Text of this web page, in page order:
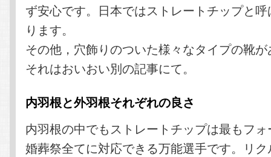
ず安心です。日本ではストレートチップと
ります。
その他，穴飾りのついた様々なタイプの靴
それはおいおい別の記事にて。
内羽根と外羽根それぞれの良さ
内羽根の中でもストレートチップは最もフ
婚葬祭全てに対応できる万能選手です。リ